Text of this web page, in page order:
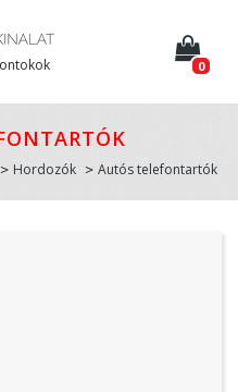
0
Hordozók Autós telefontartók